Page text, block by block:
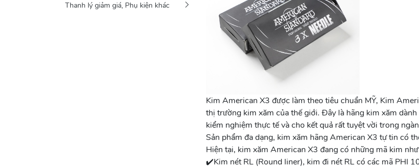
Thanh lý giảm giá, Phụ kiện khác
Kim American X3 được làm theo tiêu chuẩn MỸ, Kim
thị trường kim xăm của thế giới. Đây là hãng kim xăm
kiểm nghiệm thực tế và cho kết quả rất tuyệt vời trong
Sản phẩm đa dạng, kim xăm hãng American X3 tự tin có
Hiện tại, kim xăm American X3 đang có những mã kim
✔️Kim nét RL (Round liner), kim đi nét RL có các mã PHI